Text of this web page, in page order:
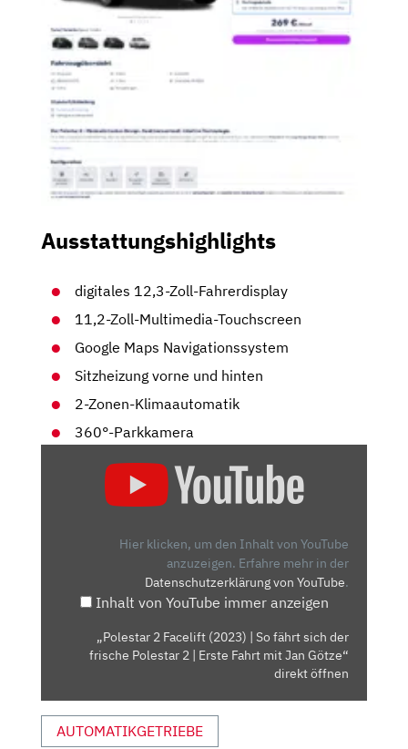
Ausstattungshighlights
digitales 12,3-Zoll-Fahrerdisplay
11,2-Zoll-Multimedia-Touchscreen
Google Maps Navigationssystem
Sitzheizung vorne und hinten
2-Zonen-Klimaautomatik
360°-Parkkamera
FRISCHE
|
ERSTE
Hier klicken, um den Inhalt von YouTube
anzuzeigen. Erfahre mehr in der
Datenschutzerklärung von YouTube.
Inhalt von YouTube immer anzeigen
„Polestar 2 Facelift (2023) | So fährt sich der
frische Polestar 2 | Erste Fahrt mit Jan Götze“
direkt öffnen
AUTOMATIKGETRIEBE